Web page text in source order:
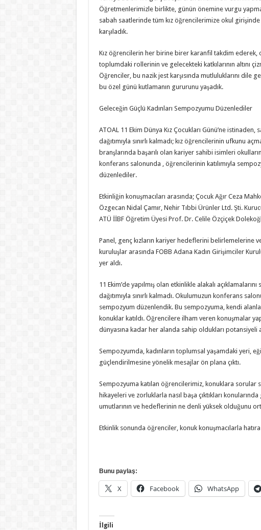
Öğretmenlerimizle birlikte, günün önemine vurgu
sabah saatlerinde tüm kız öğrencilerimize okul
karşıladık.
Kız öğrencilerin her birine birer karanfil takdim ederek,
toplumdaki rollerinin ve gelecekteki katkılarının altını
Öğrenciler, bu nazik jest karşısında mutluluklarını dile
bu özel günü kutlamanın gururunu yaşadık.
Geleceğin Güçlü Kadınları Sempozyumu Düzenlediler
ATOAL 11 Ekim Dünya Kız Çocukları Günü’ne istinaden,
dağıtımıyla sınırlı kalmadı; kız öğrencilerinin ufkunu
branşlarında başarılı olan kariyer sahibi isimleri
konferans salonunda , öğrencilerinin katılımıyla
düzenlediler.
Etkinliğin konuşmacıları arasında; Çocuk Ağır Ceza
Özgecan Nidal Çamır, Nehir Tıbbi Ürünler Ltd. Şti.
ATÜ İİBF Öğretim Üyesi Prof. Dr. Celile Özçiçek
Panel, genç kızların kariyer hedeflerini belirlemelerine
kuruluşlar arasında FOBB Adana Kadın Girişimciler
yer aldı.
11 Ekim’de yapılmış olan etkinlikle alakalı
dağıtımıyla sınırlı kalmadı. Okulumuzun konferans
sempozyum düzenlendik. Bu sempozyuma, kendi
konuklar katıldı. Öğrencilere ilham veren konuşmalar
dünyasına kadar her alanda sahip oldukları potansiyeli
Sempozyumda, kadınların toplumsal yaşamdaki yeri,
güçlendirilmesine yönelik mesajlar ön plana çıktı.
Sempozyuma katılan öğrencilerimiz, konuklara sorular
hikayeleri ve zorluklarla nasıl başa çıktıkları
umutlarının ve hedeflerinin ne denli yüksek olduğunu
Etkinlik sonunda öğrenciler, konuk konuşmacılarla
Bunu paylaş:
X Facebook WhatsApp
İlgili